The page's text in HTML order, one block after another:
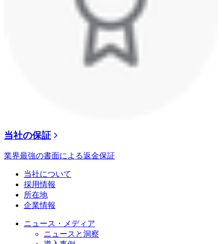
当社の保証
業界最強の書面による返金保証
当社について
採用情報
所在地
企業情報
ニュース・メディア
ニュースと洞察